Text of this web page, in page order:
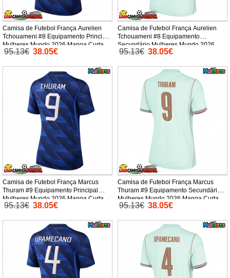
Camisa de Futebol França Aurelien
Tchouameni #8 Equipamento Principal
Mulheres Mundo 2026 Manga Curta
95.13€ 38.05€
Camisa de Futebol França Aurelien
Tchouameni #8 Equipamento
Secundário Mulheres Mundo 2026
Manga Curta
95.13€ 38.05€
Camisa de Futebol França Marcus
Thuram #9 Equipamento Principal
Mulheres Mundo 2026 Manga Curta
95.13€ 38.05€
Camisa de Futebol França Marcus
Thuram #9 Equipamento Secundário
Mulheres Mundo 2026 Manga Curta
95.13€ 38.05€